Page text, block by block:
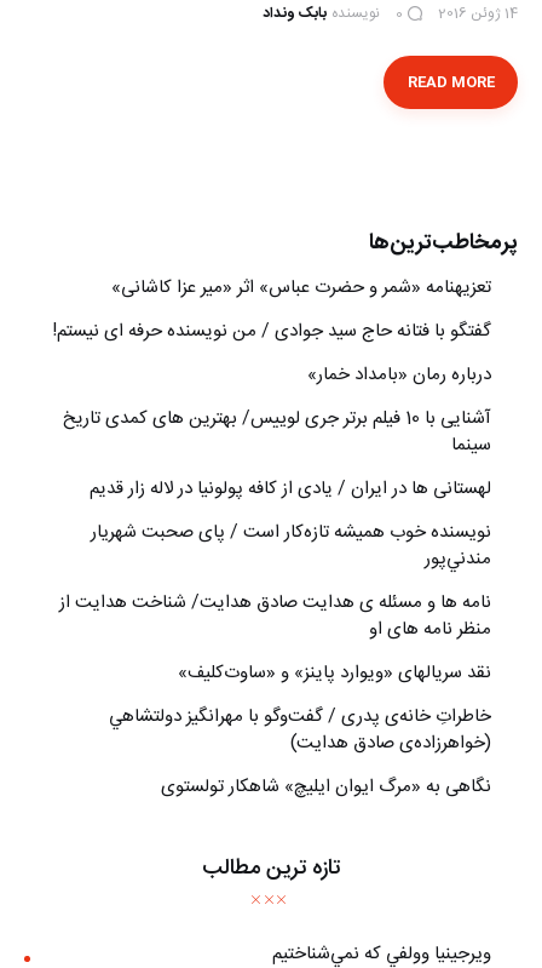
14 ژوئن 2016 0 نویسنده بابک ونداد
READ MORE
پرمخاطب‌ترین‌ها
تعزیه‎نامه‏ «شمر و حضرت عباس» اثر «میر عزا کاشانی»
گفتگو با فتانه حاج سید جوادی / من نویسنده حرفه ای نیستم!
درباره رمان «بامداد خمار»
آشنایی با 10 فیلم برتر جری لوییس/ بهترین های کمدی تاریخ
سینما
لهستانی ها در ایران / یادی از کافه پولونیا در لاله زار قدیم
نويسنده خوب هميشه تازه‌كار است / پای صحبت شهريار
مندني‌پور
نامه ها و مسئله ی هدایت صادق هدایت/ شناخت هدایت از
منظر نامه های او
نقد سریالهای «ویوارد پاینز» و «ساوت‌کلیف»
خاطراتِ خانه‌ی پدری / گفت‌وگو با مهرانگيز دولتشاهي
(خواهرزاده‌ی صادق هدايت)
نگاهی به «مرگ ايوان ايليچ» شاهکار تولستوی
تازه ترین مطالب
ويرجينيا وولفي كه نمي‌شناختيم